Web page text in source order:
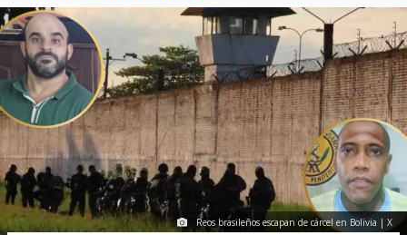
Reos brasileños escapan de cárcel en Bolivia | X